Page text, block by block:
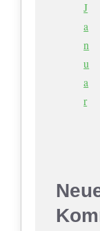
J
a
n
u
a
r